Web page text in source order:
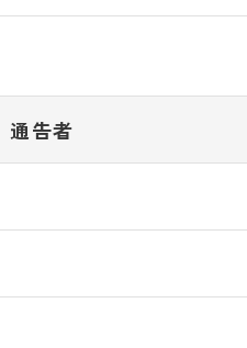
通告者